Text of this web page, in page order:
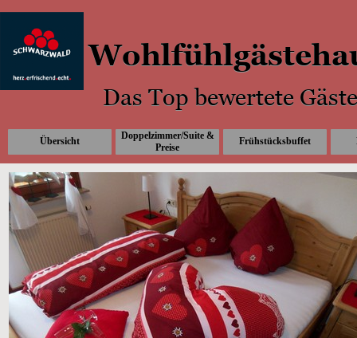
Übersicht
Doppelzimmer/Suite &
Preise
Frühstücksbuffet
Das Top bewertete